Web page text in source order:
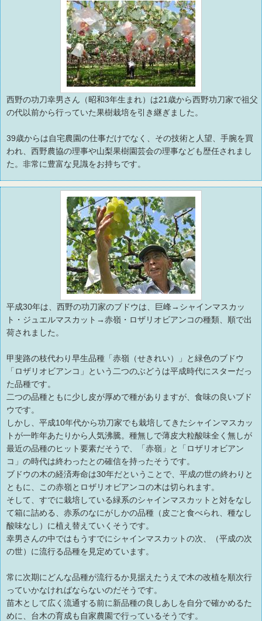
西野の功刀幸男さん（昭和3年生まれ）は21歳から西野功刀家で祖父
の代以前から行っていた果樹栽培を引き継ぎました。
39歳からは自宅農園の仕事だけでなく、その技術と人望、手腕を買
われ、西野農協の理事や山梨果樹園芸会の理事なども歴任されまし
た。非常に豊富な見識をお持ちです。
平成30年は、西野の功刀家のブドウは、巨峰→シャインマスカッ
ト・ジュエルマスカット→赤嶺・ロザリオビアンコの種類、順で出
荷されました。
甲斐路の枝代わり早生品種「赤嶺（せきれい）」と緑色のブドウ
「ロザリオビアンコ」という二つのぶどうは平成時代にスターだっ
た品種です。
二つの品種ともに少し皮が厚めで種がありますが、食味の良いブド
ウです。
しかし、平成10年代から功刀家でも栽培してきたシャインマスカッ
トが一昨年あたりから人気沸騰。種無しで薄皮大粒酸味全く無しが
最近の品種のヒット要素だそうで、「赤嶺」と「ロザリオビアン
コ」の時代は終わったとの確信を持ったそうです。
ブドウの木の経済寿命は30年だということで、平成の世の終わりと
ともに、この赤嶺とロザリオビアンコの木は切られます。
そして、すでに栽培している緑系のシャインマスカットと対をなし
て箱に詰める、赤系のなにがしかの品種（皮ごと食べられ、種なし
酸味なし）に植え替えていくそうです。
幸男さんの中ではもうすでにシャインマスカットの次、（平成の次
の世）に流行る品種を見定めています。
常に次期にどんな品種が流行るか見据えたうえで木の改植を順次行
っていかなければならないのだそうです。
苗木として広く流通する前に新品種の良しあしを自分で確かめるた
めに、台木の育成も自家農園で行っているそうです。